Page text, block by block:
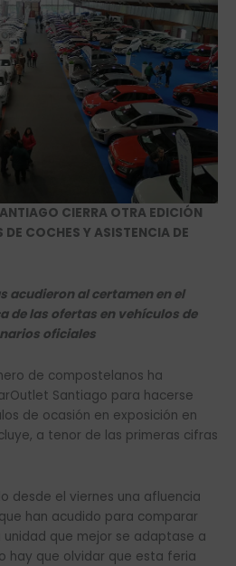
CIERRA OTRA EDICIÓN
COCHES Y ASISTENCIA DE
acudieron al certamen en el
de las ofertas en vehículos de
oficiales
de compostelanos ha
Santiago para hacerse
de ocasión en exposición en
a tenor de las primeras cifras
desde el viernes una afluencia
han acudido para comparar
que mejor se adaptase a
hay que olvidar que esta feria